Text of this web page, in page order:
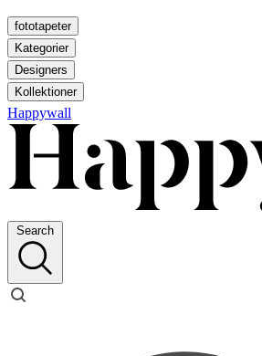
fototapeter
Kategorier
Designers
Kollektioner
Happywall
Search